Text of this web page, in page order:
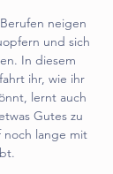
neigen
und sich
In diesem
ihr, wie ihr
lernt auch
Gutes zu
lange mit